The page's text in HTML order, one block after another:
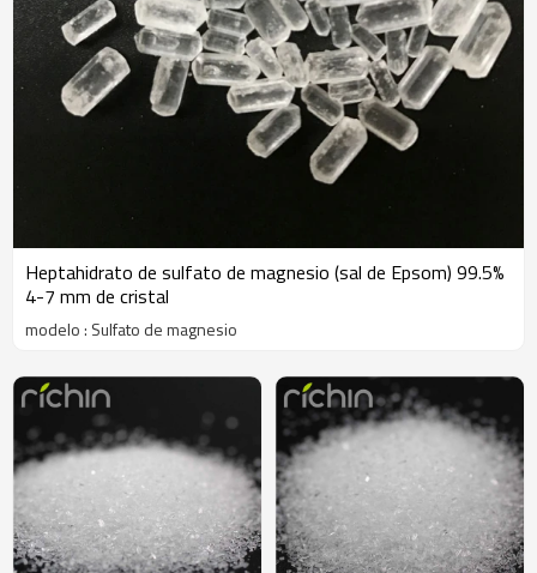
Heptahidrato de sulfato de magnesio (sal de Epsom) 99.5%
4-7 mm de cristal
modelo : Sulfato de magnesio